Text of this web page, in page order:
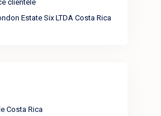
clientèle
Estate Six LTDA Costa Rica
Costa Rica